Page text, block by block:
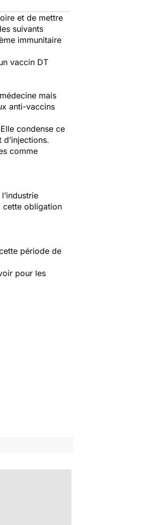
et de mettre
suivants
immunitaire
vaccin DT
mais
anti-vaccins
condense ce
comme
cette obligation
période de
pour les